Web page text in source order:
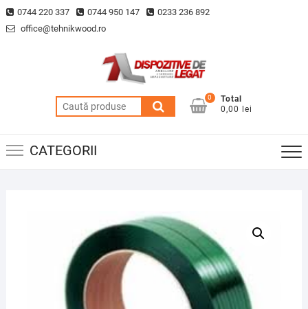
Skip
to
0744 220 337 0744 950 147
0233 236 892
office@tehnikwood.ro
Caută
după:
0
Total
0,00 lei
CATEGORII